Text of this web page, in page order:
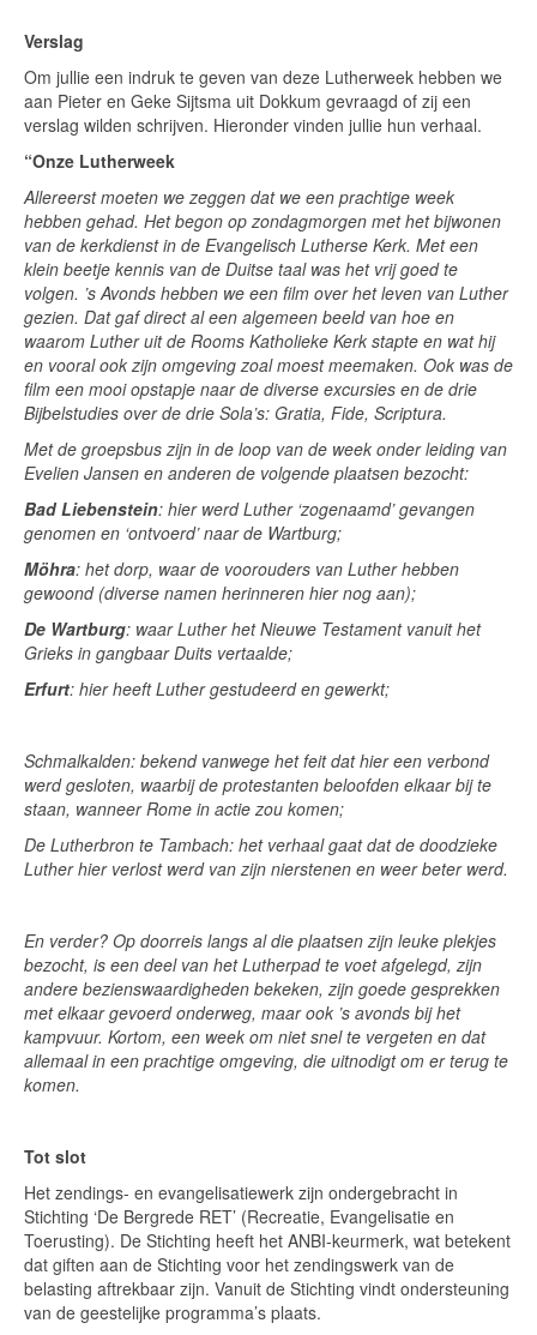
Verslag
Om jullie een indruk te geven van deze Lutherweek hebben we
aan Pieter en Geke Sijtsma uit Dokkum gevraagd of zij een
verslag wilden schrijven. Hieronder vinden jullie hun verhaal.
“Onze Lutherweek
Allereerst moeten we zeggen dat we een prachtige week
hebben gehad. Het begon op zondagmorgen met het bijwonen
van de kerkdienst in de Evangelisch Lutherse Kerk. Met een
klein beetje kennis van de Duitse taal was het vrij goed te
volgen. ’s Avonds hebben we een film over het leven van Luther
gezien. Dat gaf direct al een algemeen beeld van hoe en
waarom Luther uit de Rooms Katholieke Kerk stapte en wat hij
en vooral ook zijn omgeving zoal moest meemaken. Ook was de
film een mooi opstapje naar de diverse excursies en de drie
Bijbelstudies over de drie Sola’s: Gratia, Fide, Scriptura.
Met de groepsbus zijn in de loop van de week onder leiding van
Evelien Jansen en anderen de volgende plaatsen bezocht:
Bad Liebenstein: hier werd Luther ‘zogenaamd’ gevangen
genomen en ‘ontvoerd’ naar de Wartburg;
Möhra: het dorp, waar de voorouders van Luther hebben
gewoond (diverse namen herinneren hier nog aan);
De Wartburg: waar Luther het Nieuwe Testament vanuit het
Grieks in gangbaar Duits vertaalde;
Erfurt: hier heeft Luther gestudeerd en gewerkt;
Schmalkalden: bekend vanwege het feit dat hier een verbond
werd gesloten, waarbij de protestanten beloofden elkaar bij te
staan, wanneer Rome in actie zou komen;
De Lutherbron te Tambach: het verhaal gaat dat de doodzieke
Luther hier verlost werd van zijn nierstenen en weer beter werd.
En verder? Op doorreis langs al die plaatsen zijn leuke plekjes
bezocht, is een deel van het Lutherpad te voet afgelegd, zijn
andere bezienswaardigheden bekeken, zijn goede gesprekken
met elkaar gevoerd onderweg, maar ook ’s avonds bij het
kampvuur. Kortom, een week om niet snel te vergeten en dat
allemaal in een prachtige omgeving, die uitnodigt om er terug te
komen.
Tot slot
Het zendings- en evangelisatiewerk zijn ondergebracht in
Stichting ‘De Bergrede RET’ (Recreatie, Evangelisatie en
Toerusting). De Stichting heeft het ANBI-keurmerk, wat betekent
dat giften aan de Stichting voor het zendingswerk van de
belasting aftrekbaar zijn. Vanuit de Stichting vindt ondersteuning
van de geestelijke programma’s plaats.